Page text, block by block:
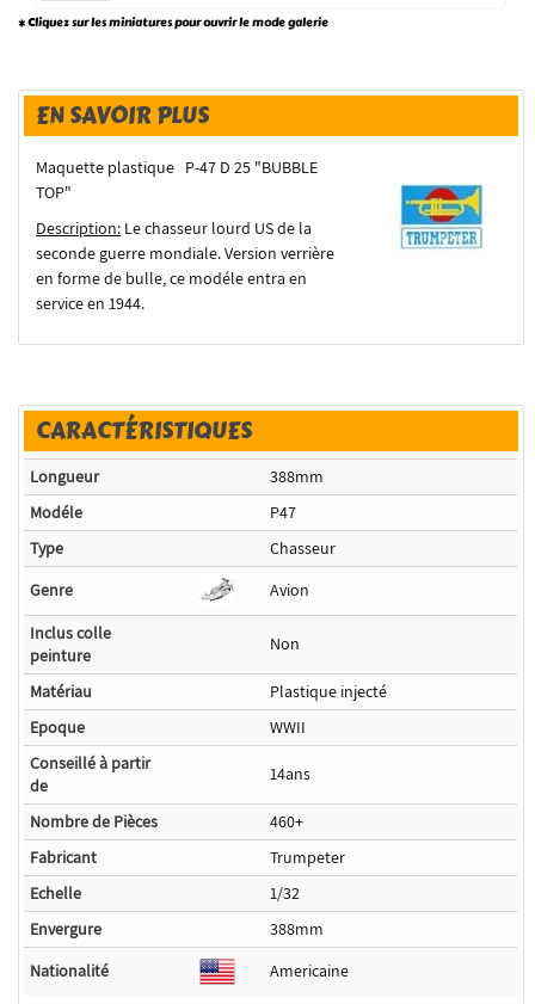
* Cliquez sur les miniatures pour ouvrir le mode galerie
EN SAVOIR PLUS
Maquette plastique P-47 D 25 "BUBBLE
TOP"
Description: Le chasseur lourd US de la
seconde guerre mondiale. Version verrière
en forme de bulle, ce modéle entra en
service en 1944.
CARACTÉRISTIQUES
Longueur
388mm
Modéle
P47
Type
Chasseur
Genre
Avion
Inclus colle
peinture
Non
Matériau
Plastique injecté
Epoque
WWII
Conseillé à partir
de
14ans
Nombre de Pièces
460+
Fabricant
Trumpeter
Echelle
1/32
Envergure
388mm
Nationalité
Americaine